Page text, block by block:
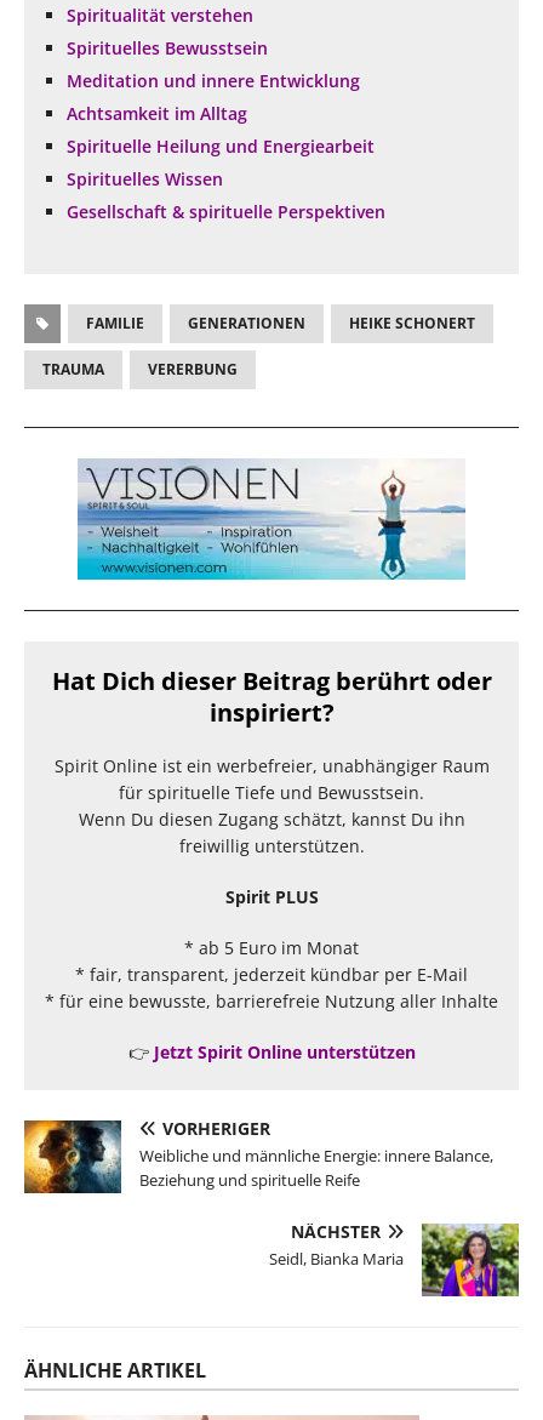
Spiritualität verstehen
Spirituelles Bewusstsein
Meditation und innere Entwicklung
Achtsamkeit im Alltag
Spirituelle Heilung und Energiearbeit
Spirituelles Wissen
Gesellschaft & spirituelle Perspektiven
FAMILIE GENERATIONEN HEIKE SCHONERT
TRAUMA VERERBUNG
Hat Dich dieser Beitrag berührt oder
inspiriert?
Spirit Online ist ein werbefreier, unabhängiger Raum
für spirituelle Tiefe und Bewusstsein.
Wenn Du diesen Zugang schätzt, kannst Du ihn
freiwillig unterstützen.
Spirit PLUS
* ab 5 Euro im Monat
* fair, transparent, jederzeit kündbar per E-Mail
* für eine bewusste, barrierefreie Nutzung aller Inhalte
👉 Jetzt Spirit Online unterstützen
VORHERIGER
Weibliche und männliche Energie: innere Balance,
Beziehung und spirituelle Reife
NÄCHSTER
Seidl, Bianka Maria
ÄHNLICHE ARTIKEL